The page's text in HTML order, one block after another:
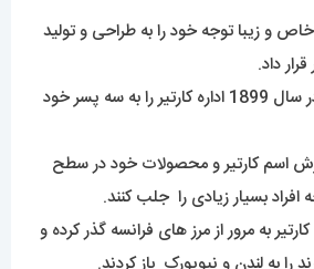
و زیبا توجه خود را به طراحی و تولید
داد.
لوییس فرانسوا در اخر در سال 1899 اداره کارتیر را به سه پسر خود
اسم کارتیر و محصولات خود در سطح
افراد بسیار زیادی را جلب کنند.